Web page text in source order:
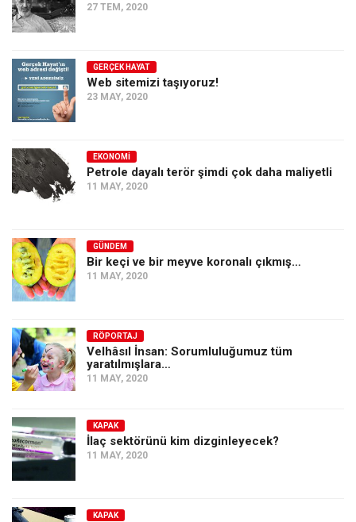
27 TEM, 2020
GERÇEK HAYAT
Web sitemizi taşıyoruz!
23 MAY, 2020
EKONOMI
Petrole dayalı terör şimdi çok daha maliyetli
11 MAY, 2020
GÜNDEM
Bir keçi ve bir meyve koronalı çıkmış…
11 MAY, 2020
RÖPORTAJ
Velhâsıl İnsan: Sorumluluğumuz tüm
yaratılmışlara…
11 MAY, 2020
KAPAK
İlaç sektörünü kim dizginleyecek?
11 MAY, 2020
KAPAK